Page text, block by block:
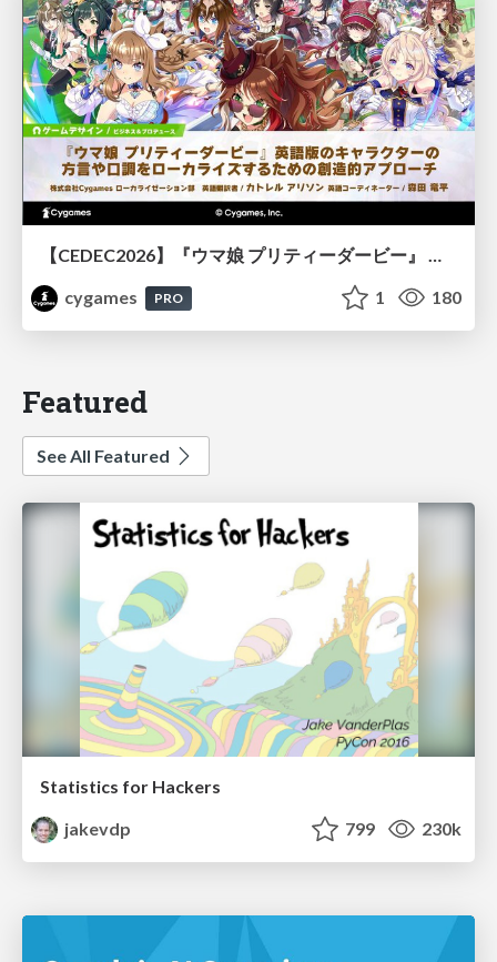
【CEDEC2026】『ウマ娘 プリティーダービー』 英語版のキャラクターの方言や口調をローカライズするための創造的アプローチ
cygames
PRO 1 180
Featured
See All Featured
Statistics for Hackers
jakevdp
799 230k